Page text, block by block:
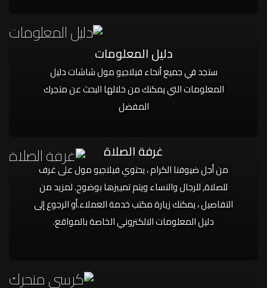
دليل المعلومات
ستجد في جميع أنحاء فيلاجيو مول شاشات دليل
المعلومات التي يمكنك من خلالها البحث عن متجرك
المفضل
غرفة الصلاة
من أجل ضيوفنا الكرام ، يحتوي فيلاجيو مول على غرف
للصلاة, للرجال والنساء ويتم تمييزها بوضوح. لمزيد من
التفاصيل ، يمكنك زيارة مكتب خدمة العملاء.أو الرجوع إلى
دليل المعلومات الالكتروني الخاصة بالمواقع.